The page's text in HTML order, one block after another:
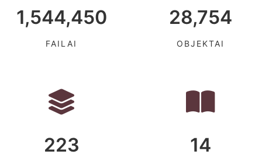
1,544,450
FAILAI
28,754
OBJEKTAI
223 14